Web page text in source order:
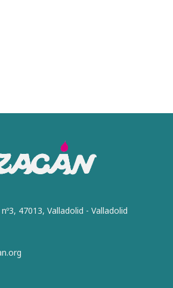
47013, Valladolid - Valladolid